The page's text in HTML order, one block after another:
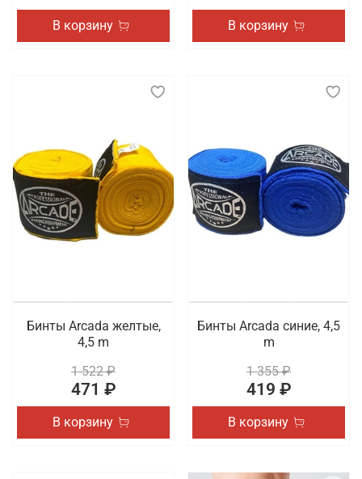
В корзину В корзину
Бинты Arcada желтые,
4,5 m
1 522 ₽
471 ₽
В корзину
Бинты Arcada синие, 4,5
m
1 355 ₽
419 ₽
В корзину